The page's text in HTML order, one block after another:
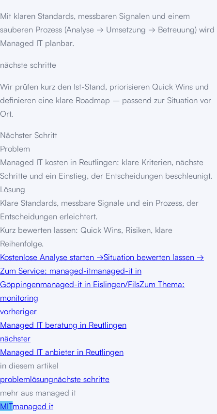
Mit klaren Standards, messbaren Signalen und einem
sauberen Prozess (Analyse → Umsetzung → Betreuung) wird
Managed IT planbar.
nächste schritte
Wir prüfen kurz den Ist-Stand, priorisieren Quick Wins und
definieren eine klare Roadmap – passend zur Situation vor
Ort.
Nächster Schritt
Problem
Managed IT kosten in Reutlingen: klare Kriterien, nächste
Schritte und ein Einstieg, der Entscheidungen beschleunigt.
Lösung
Klare Standards, messbare Signale und ein Prozess, der
Entscheidungen erleichtert.
Kurz bewerten lassen: Quick Wins, Risiken, klare
Reihenfolge.
Kostenlose Analyse starten →Situation bewerten lassen →
Zum Service: managed-itmanaged-it in
Göppingenmanaged-it in Eislingen/FilsZum Thema:
monitoring
vorheriger
Managed IT beratung in Reutlingen
nächster
Managed IT anbieter in Reutlingen
in diesem artikel
problemlösungnächste schritte
mehr aus managed it
MITmanaged it